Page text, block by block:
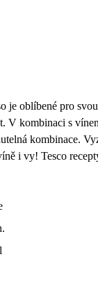
je oblíbené pro
V kombinaci s
kombinace.
i vy! Tesco